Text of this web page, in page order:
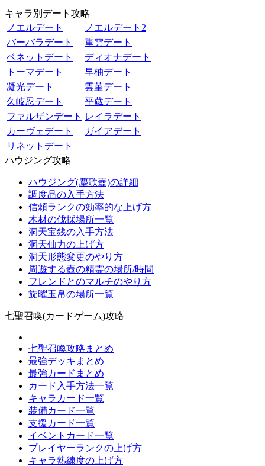
キャラ別デート攻略
ノエルデート
ノエルデート2
バーバラデート
重雲デート
ベネットデート
ディオナデート
トーマデート
早柚デート
凝光デート
雲菫デート
久岐忍デート
平蔵デート
ファルザンデート レイラデート
カーヴェデート
ガイアデート
リネットデート
ハウジング攻略
ハウジング(塵歌壺)の詳細
調度品の入手方法
信頼ランクの効率的な上げ方
木材の伐採場所一覧
洞天宝銭の入手方法
洞天仙力の上げ方
洞天形態変更のやり方
周遊する壺の精霊の場所/時間
フレンドとのマルチのやり方
旋曜玉帛の場所一覧
七聖召喚(カードゲーム)攻略
七聖召喚攻略まとめ
最強デッキまとめ
最強カードまとめ
カード入手方法一覧
キャラカード一覧
装備カード一覧
支援カード一覧
イベントカード一覧
プレイヤーランクの上げ方
キャラ熟練度の上げ方